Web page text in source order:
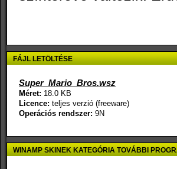
FÁJL LETÖLTÉSE
Super_Mario_Bros.wsz
Méret: 18.0 KB
Licence: teljes verzió (freeware)
Operációs rendszer: 9N
WINAMP SKINEK KATEGÓRIA TOVÁBBI